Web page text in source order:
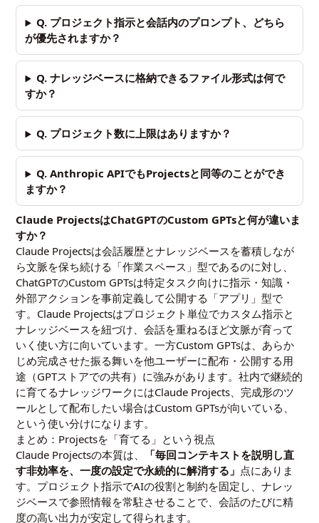
Q. プロジェクト指示と会話内のプロンプト、どちら
が優先されますか？
Q. ナレッジベースに格納できるファイル形式は何で
すか？
Q. プロジェクト数に上限はありますか？
Q. Anthropic APIでもProjectsと同等のことができ
ますか？
Claude ProjectsはChatGPTのCustom GPTsと何が違いま
すか？
Claude Projectsは会話履歴とナレッジベースを蓄積しなが
ら文脈を保ち続ける「作業スペース」型であるのに対し、
ChatGPTのCustom GPTsは特定タスク向けに指示・知識・
外部アクションを事前定義して公開する「アプリ」型で
す。Claude Projectsはプロジェクト単位でカスタム指示と
ナレッジベースを紐づけ、会話を重ねるほど文脈が育って
いく使い方に向いています。一方Custom GPTsは、あらか
じめ完成させた振る舞いを他ユーザーに配布・公開する用
途（GPTストアでの共有）に強みがあります。社内で継続的
に育てるナレッジワークにはClaude Projects、完成形のツ
ールとして配布したい場合はCustom GPTsが向いている、
という使い分けになります。
まとめ：Projectsを「育てる」という視点
Claude Projectsの本質は、
「毎回コンテキストを説明し直
す非効率を、一度の設定で永続的に解消する」 点にありま
す。プロジェクト指示でAIの役割と制約を固定し、ナレッ
ジベースで参照情報を常駐させることで、会話のたびに精
度の高い出力が安定して得られます。